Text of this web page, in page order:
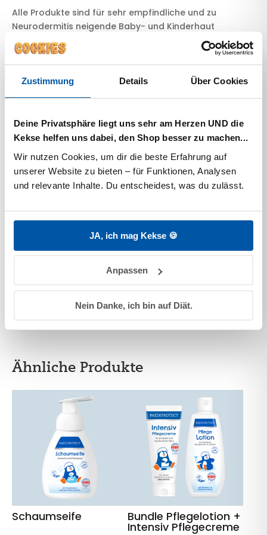
Zustimmung Details Über Cookies
Deine Privatsphäre liegt uns sehr am Herzen UND die
Kekse helfen uns dabei, den Shop besser zu machen...
Wir nutzen Cookies, um dir die beste Erfahrung auf
unserer Website zu bieten – für Funktionen, Analysen
und relevante Inhalte. Du entscheidest, was du zulässt.
JA, ich mag Kekse 🍪
Anpassen
Nein Danke, ich bin auf Diät.
Alle Produkte sind für sehr empfindliche und zu
Neurodermitis neigende Baby- und Kinderhaut
geeignet, vegan, ohne Mikroplastikpartikel und immer
parfümfrei.
Zusätzliche Informationen
Inhaltsstoffe
Ähnliche Produkte
Schaumseife Bundle Pflegelotion +
Intensiv Pflegecreme